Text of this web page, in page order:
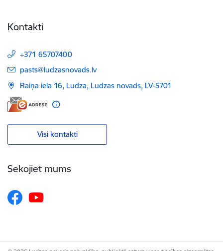
Kontakti
+371 65707400
E-pasts:
pasts@ludzasnovads.lv
Raiņa iela 16, Ludza, Ludzas novads, LV-5701
Visi kontakti
Sekojiet mums